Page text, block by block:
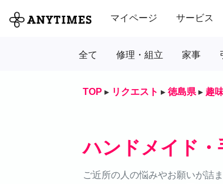
マイページ サービス
全て 修理・組立 家事
TOP ▸ リクエスト ▸ 徳島県 ▸ 趣
ハンドメイド・
ご近所の人の悩みやお願いが詰